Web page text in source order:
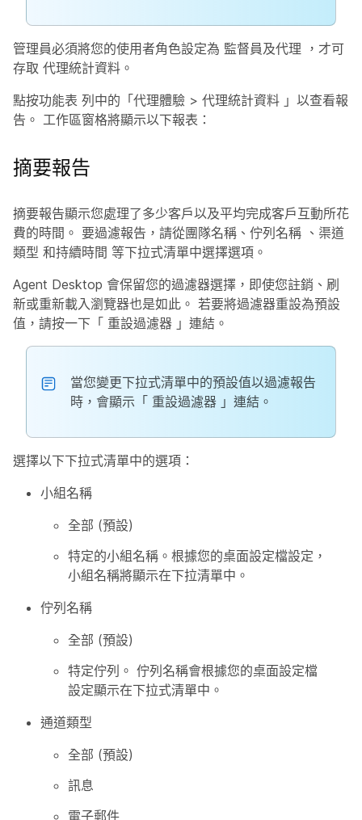
管理員必須將您的使用者角色設定為 監督員及代理 ，才可
存取 代理統計資料 。
點按功能表 列中的「代理體驗 > 代理統計資料 」以查看報
告。 工作區窗格將顯示以下報表：
摘要報告
摘要報告顯示您處理了多少客戶以及平均完成客戶互動所花
費的時間。 要過濾報告，請從團隊名稱、佇列名稱 、渠道
類型 和持續時間 等下拉式清單中選擇選項。
Agent Desktop 會保留您的過濾器選擇，即使您註銷、刷
新或重新載入瀏覽器也是如此。 若要將過濾器重設為預設
值，請按一下「 重設過濾器 」連結。
當您變更下拉式清單中的預設值以過濾報告
時，會顯示「 重設過濾器 」連結。
選擇以下下拉式清單中的選項：
小組名稱
全部 (預設)
特定的小組名稱。根據您的桌面設定檔設定，
小組名稱將顯示在下拉清單中。
佇列名稱
全部 (預設)
特定佇列。 佇列名稱會根據您的桌面設定檔
設定顯示在下拉式清單中。
通道類型
全部 (預設)
訊息
電子郵件